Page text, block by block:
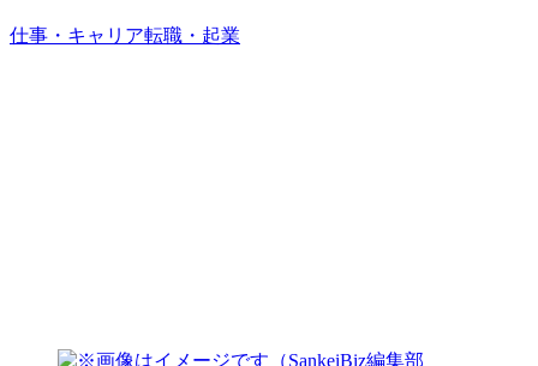
仕事・キャリア転職・起業